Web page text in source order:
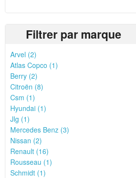
Filtrer par marque
Arvel (2)
Atlas Copco (1)
Berry (2)
Citroën (8)
Csm (1)
Hyundai (1)
Jlg (1)
Mercedes Benz (3)
Nissan (2)
Renault (16)
Rousseau (1)
Schmidt (1)